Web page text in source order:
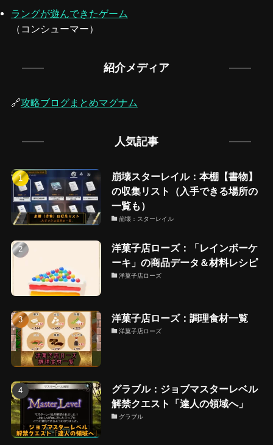
ラングが遊んできたゲーム
（コンシューマー）
紹介メディア
🔗攻略ブログまとめマグナム
人気記事
崩壊スターレイル：本棚【書物】
の収集リスト（入手できる場所の
一覧も）
崩壊：スターレイル
洋菓子店ローズ：「レインボーケ
ーキ」の商品データ＆材料レシピ
洋菓子店ローズ
洋菓子店ローズ：調理食材一覧
洋菓子店ローズ
グラブル：ジョブマスターレベル
解禁クエスト「達人の領域へ」
グラブル